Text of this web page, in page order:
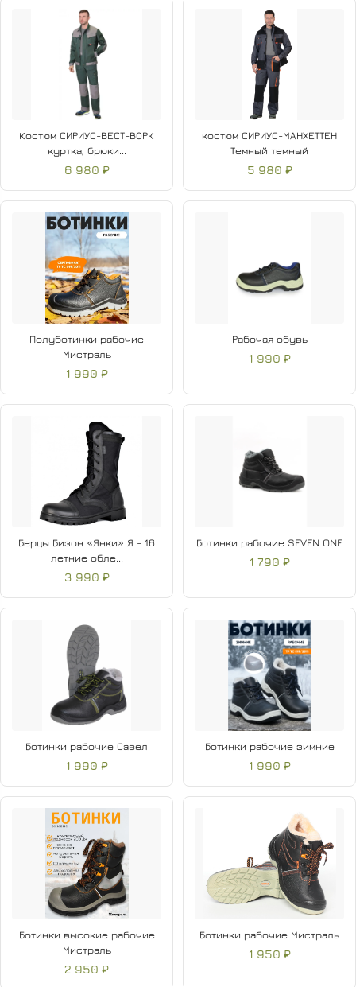
Костюм СИРИУС-ВЕСТ-ВОРК
куртка, брюки...
6 980 ₽
костюм СИРИУС-МАНХЕТТЕН
Темный темный
5 980 ₽
Полуботинки рабочие
Мистраль
1 990 ₽
Рабочая обувь
1 990 ₽
Берцы Бизон «Янки» Я - 16
летние обле...
3 990 ₽
Ботинки рабочие SEVEN ONE
1 790 ₽
Ботинки рабочие Савел
1 990 ₽
Ботинки рабочие зимние
1 990 ₽
Ботинки высокие рабочие
Мистраль
2 950 ₽
Ботинки рабочие Мистраль
1 950 ₽